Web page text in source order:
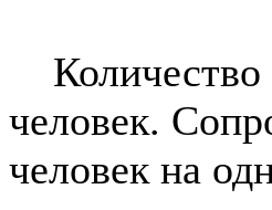
Количество
человек.
человек на